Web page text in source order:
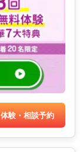
体験・相談予約